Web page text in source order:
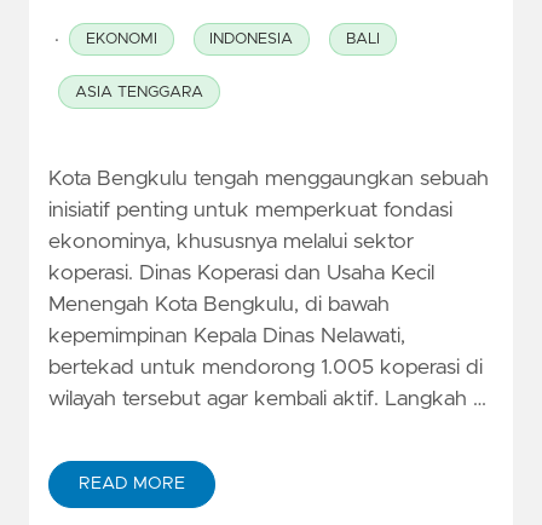
· EKONOMI INDONESIA BALI
ASIA TENGGARA
Kota Bengkulu tengah menggaungkan sebuah
inisiatif penting untuk memperkuat fondasi
ekonominya, khususnya melalui sektor
koperasi. Dinas Koperasi dan Usaha Kecil
Menengah Kota Bengkulu, di bawah
kepemimpinan Kepala Dinas Nelawati,
bertekad untuk mendorong 1.005 koperasi di
wilayah tersebut agar kembali aktif. Langkah …
READ MORE